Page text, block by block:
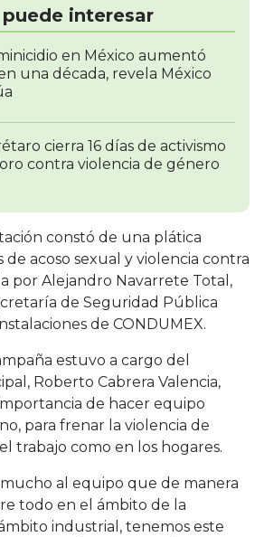
interesar
en México aumentó
una década, revela México
cierra 16 días de activismo
contra violencia de género
constó de una plática
acoso sexual y violencia contra
por Alejandro Navarrete Total,
de Seguridad Pública
de CONDUMEX.
estuvo a cargo del
Roberto Cabrera Valencia,
de hacer equipo
para frenar la violencia de
trabajo como en los hogares.
mucho al equipo que de manera
todo en el ámbito de la
industrial, tenemos este